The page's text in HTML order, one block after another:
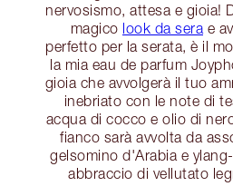
nervosismo, attesa e gioia!
magico look da sera e
perfetto per la serata, è il
la mia eau de parfum
gioia che avvolgerà il tuo
inebriato con le note di
acqua di cocco e olio di
fianco sarà avvolta da
gelsomino d'Arabia e
abbraccio di vellutato